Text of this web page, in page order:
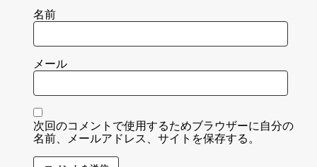
名前
メール
次回のコメントで使用するためブラウザーに自分の
名前、メールアドレス、サイトを保存する。